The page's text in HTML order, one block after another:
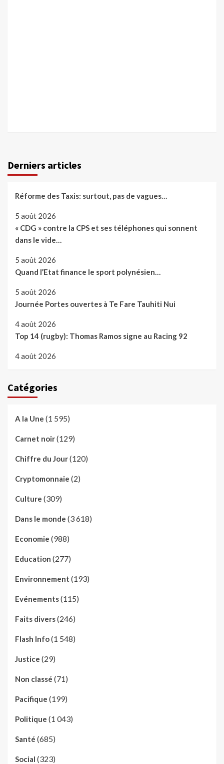
Derniers articles
Réforme des Taxis: surtout, pas de vagues…
5 août 2026
« CDG » contre la CPS et ses téléphones qui sonnent
dans le vide…
5 août 2026
Quand l’Etat finance le sport polynésien…
5 août 2026
Journée Portes ouvertes à Te Fare Tauhiti Nui
4 août 2026
Top 14 (rugby): Thomas Ramos signe au Racing 92
4 août 2026
Catégories
A la Une (1 595)
Carnet noir(129)
Chiffre du Jour(120)
Cryptomonnaie (2)
Culture (309)
Dans le monde (3 618)
Economie (988)
Education (277)
Environnement (193)
Evénements(115)
Faits divers(246)
Flash Info(1 548)
Justice (29)
Non classé (71)
Pacifique (199)
Politique (1 043)
Santé (685)
Social (323)